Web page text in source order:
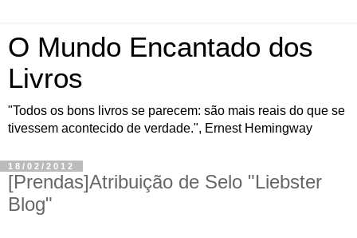
O Mundo Encantado dos
Livros
"Todos os bons livros se parecem: são mais reais do que se
tivessem acontecido de verdade.", Ernest Hemingway
18/02/2012
[Prendas]Atribuição de Selo "Liebster
Blog"